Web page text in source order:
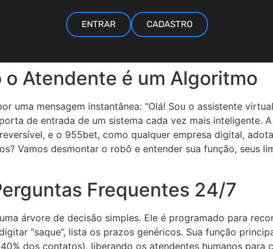
ENTRAR CADASTRO
o Atendente é um Algoritmo
uma mensagem instantânea: “Olá! Sou o assistente
de entrada de um sistema cada vez mais inteligente.
e o 955bet, como qualquer empresa digital,
Vamos desmontar o robô e entender sua função, seus
Frequentes 24/7
árvore de decisão simples. Ele é programado para
“saque”, lista os prazos genéricos. Sua função
dos contatos), liberando os atendentes humanos para